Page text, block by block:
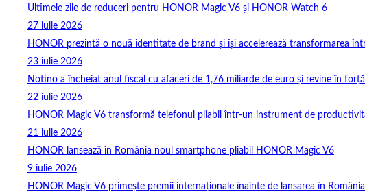
Ultimele zile de reduceri pentru HONOR Magic V6 și HONOR Watch 6
27 iulie 2026
HONOR prezintă o nouă identitate de brand și își accelerează transformarea
23 iulie 2026
Notino a încheiat anul fiscal cu afaceri de 1,76 miliarde de euro și revine în
22 iulie 2026
HONOR Magic V6 transformă telefonul pliabil într-un instrument de
21 iulie 2026
HONOR lansează în România noul smartphone pliabil HONOR Magic V6
9 iulie 2026
HONOR Magic V6 primește premii internaționale înainte de lansarea în România